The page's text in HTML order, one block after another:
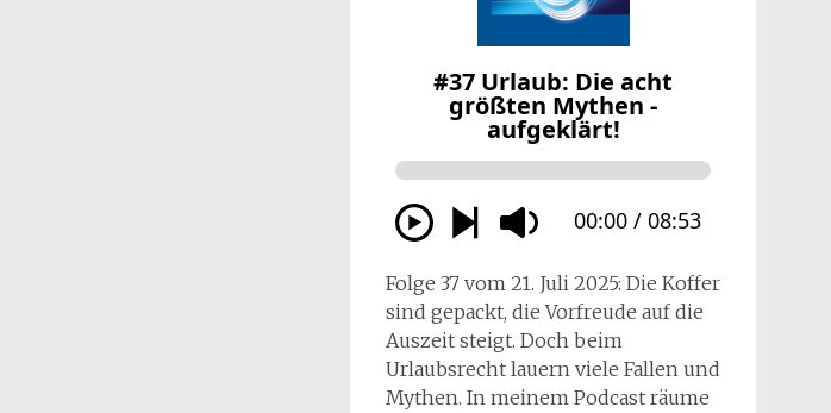
Folge 37 vom 21. Juli 2025: Die Koffer
sind gepackt, die Vorfreude auf die
Auszeit steigt. Doch beim
Urlaubsrecht lauern viele Fallen und
Mythen. In meinem Podcast räume